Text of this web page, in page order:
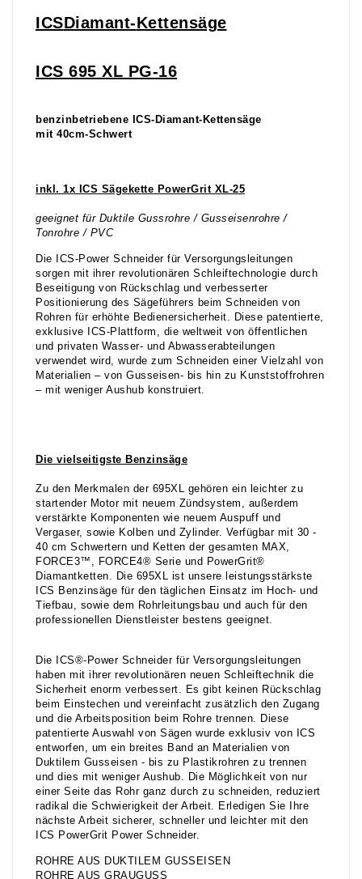
ICSDiamant-Kettensäge
ICS 695 XL PG-16
benzinbetriebene ICS-Diamant-Kettensäge
mit 40cm-Schwert
inkl. 1x ICS Sägekette PowerGrit XL-25
geeignet für Duktile Gussrohre / Gusseisenrohre /
Tonrohre / PVC
Die ICS-Power Schneider für Versorgungsleitungen
sorgen mit ihrer revolutionären Schleiftechnologie durch
Beseitigung von Rückschlag und verbesserter
Positionierung des Sägeführers beim Schneiden von
Rohren für erhöhte Bedienersicherheit. Diese patentierte,
exklusive ICS-Plattform, die weltweit von öffentlichen
und privaten Wasser- und Abwasserabteilungen
verwendet wird, wurde zum Schneiden einer Vielzahl von
Materialien – von Gusseisen- bis hin zu Kunststoffrohren
– mit weniger Aushub konstruiert.
Die vielseitigste Benzinsäge
Zu den Merkmalen der 695XL gehören ein leichter zu
startender Motor mit neuem Zündsystem, außerdem
verstärkte Komponenten wie neuem Auspuff und
Vergaser, sowie Kolben und Zylinder. Verfügbar mit 30 -
40 cm Schwertern und Ketten der gesamten MAX,
FORCE3™, FORCE4® Serie und PowerGrit®
Diamantketten. Die 695XL ist unsere leistungsstärkste
ICS Benzinsäge für den täglichen Einsatz im Hoch- und
Tiefbau, sowie dem Rohrleitungsbau und auch für den
professionellen Dienstleister bestens geeignet.
Die ICS®-Power Schneider für Versorgungsleitungen
haben mit ihrer revolutionären neuen Schleiftechnik die
Sicherheit enorm verbessert. Es gibt keinen Rückschlag
beim Einstechen und vereinfacht zusätzlich den Zugang
und die Arbeitsposition beim Rohre trennen. Diese
patentierte Auswahl von Sägen wurde exklusiv von ICS
entworfen, um ein breites Band an Materialien von
Duktilem Gusseisen - bis zu Plastikrohren zu trennen
und dies mit weniger Aushub. Die Möglichkeit von nur
einer Seite das Rohr ganz durch zu schneiden, reduziert
radikal die Schwierigkeit der Arbeit. Erledigen Sie Ihre
nächste Arbeit sicherer, schneller und leichter mit den
ICS PowerGrit Power Schneider.
ROHRE AUS DUKTILEM GUSSEISEN
ROHRE AUS GRAUGUSS